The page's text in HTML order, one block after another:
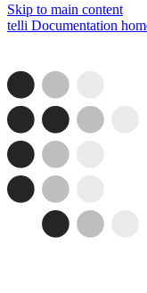
Skip to main content
telli Documentation